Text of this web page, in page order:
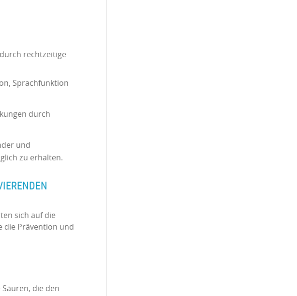
rechtzeitige
Sprachfunktion
durch
und
zu erhalten.
sich auf die
die Prävention und
die den